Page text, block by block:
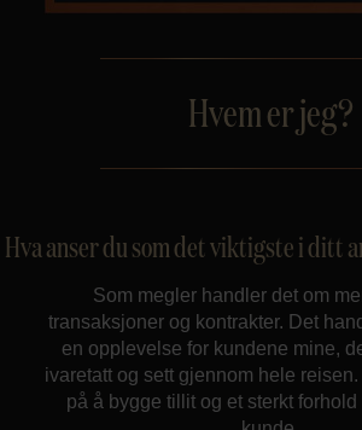
Hvem er jeg?
Hva anser du som det viktigste i ditt
Som megler handler det om
transaksjoner og kontrakter. Det
en opplevelse for kundene mine,
ivaretatt og sett gjennom hele
på å bygge tillit og et sterkt